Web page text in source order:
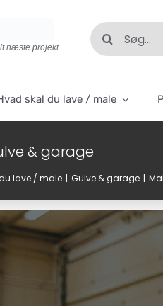
næste projekt
Søg
efter:
skal du lave / male
& garage
lave / male Gulve & garage